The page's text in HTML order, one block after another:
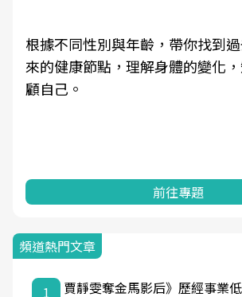
根據不同性別與年齡，帶你找到
來的健康節點，理解身體的變化
顧自己。
前往專題
頻道熱門文章
1
賈靜雯奪金馬影后》歷經事業